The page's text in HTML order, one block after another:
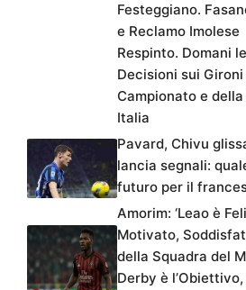
Festeggiano.
e Reclamo Imolese
Respinto. Domani le
Decisioni sui Gironi
Campionato e della
Italia
Pavard, Chivu
lancia segnali:
futuro per il
Amorim: ‘Leao è
Motivato,
della Squadra del
Derby è